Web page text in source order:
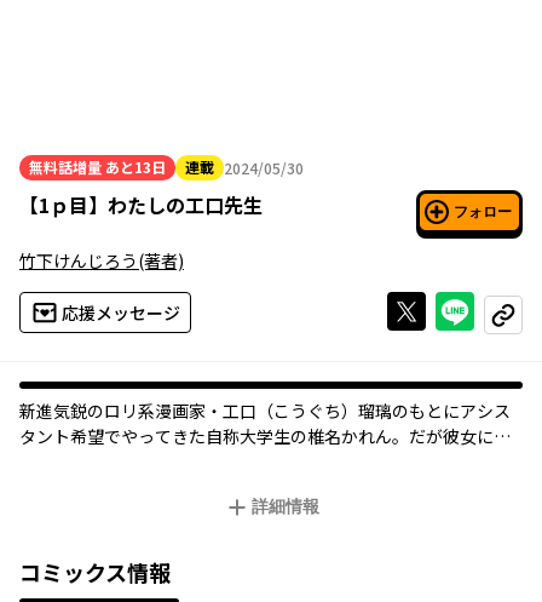
無料話増量 あと13日 連載 2024/05/30
2024年05月30日
【1ｐ目】 わたしの工口先生 フォロー
竹下けんじろう(著者)
応援メッセージ Xで投稿する
ライン
コピー
新進気鋭のロリ系漫画家・工口（こうぐち）瑠璃のもとにアシス
タント希望でやってきた自称大学生の椎名かれん。だが彼女には
詳細情報
コミックス情報